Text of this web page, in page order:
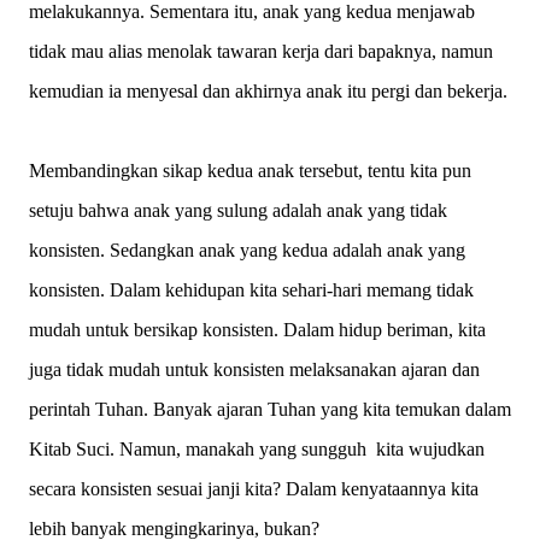
melakukannya. Sementara itu, anak yang kedua menjawab
tidak mau alias menolak tawaran kerja dari bapaknya, namun
kemudian ia menyesal dan akhirnya anak itu pergi dan bekerja.
Membandingkan sikap kedua anak tersebut, tentu kita pun
setuju bahwa anak yang sulung adalah anak yang tidak
konsisten. Sedangkan anak yang kedua adalah anak yang
konsisten. Dalam kehidupan kita sehari-hari memang tidak
mudah untuk bersikap konsisten. Dalam hidup beriman, kita
juga tidak mudah untuk konsisten melaksanakan ajaran dan
perintah Tuhan. Banyak ajaran Tuhan yang kita temukan dalam
Kitab Suci. Namun, manakah yang sungguh kita wujudkan
secara konsisten sesuai janji kita? Dalam kenyataannya kita
lebih banyak mengingkarinya, bukan?